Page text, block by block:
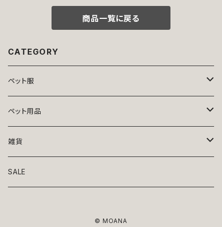
料 返品交換不可
商品一覧に戻る
CATEGORY
ペット服
トップス
ニット
アロハ
ボトムス
ワンピース
ペット用品
ベッド
リード・首輪
雑貨
アート
SALE
© MOANA